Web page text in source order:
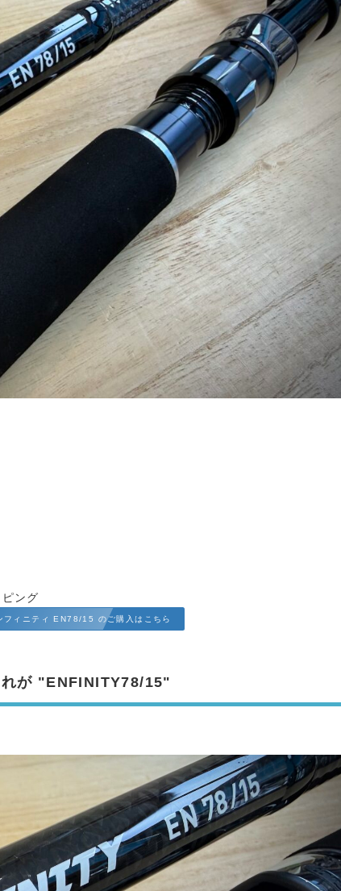
ング
ィニティ EN78/15 のご購入はこちら
れが "ENFINITY78/15"